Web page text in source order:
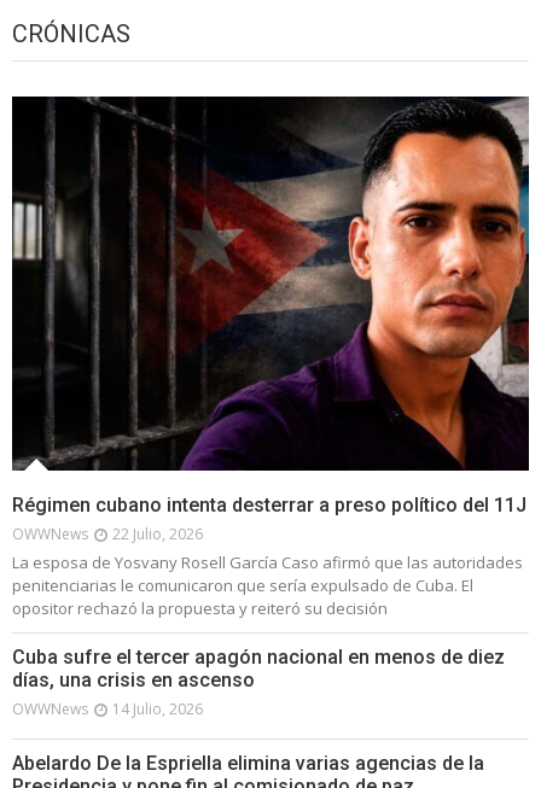
CRÓNICAS
Régimen cubano intenta desterrar a preso político del 11J
OWWNews 22 Julio, 2026
La esposa de Yosvany Rosell García Caso afirmó que las autoridades
penitenciarias le comunicaron que sería expulsado de Cuba. El
opositor rechazó la propuesta y reiteró su decisión
Cuba sufre el tercer apagón nacional en menos de diez
días, una crisis en ascenso
OWWNews 14 Julio, 2026
Abelardo De la Espriella elimina varias agencias de la